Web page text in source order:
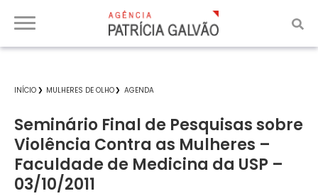
INÍCIO MULHERES DE OLHO AGENDA
Seminário Final de Pesquisas sobre
Violência Contra as Mulheres –
Faculdade de Medicina da USP –
03/10/2011